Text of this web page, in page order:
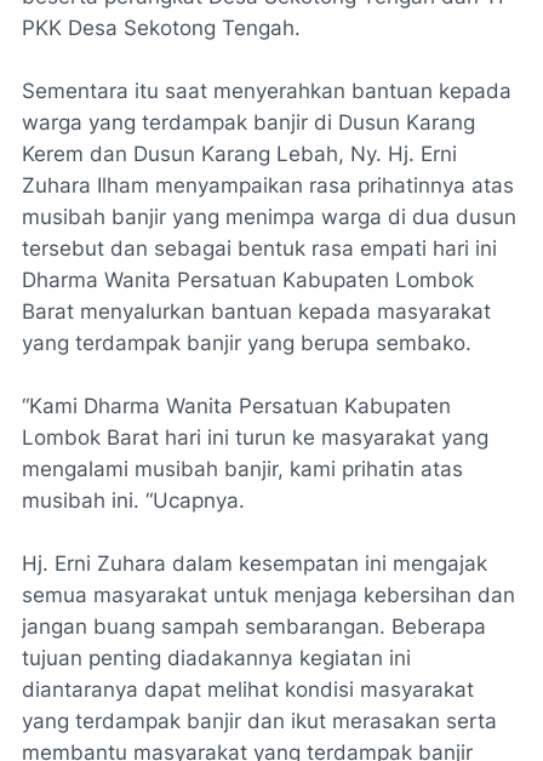
PKK Desa Sekotong Tengah.
Sementara itu saat menyerahkan bantuan kepada
warga yang terdampak banjir di Dusun Karang
Kerem dan Dusun Karang Lebah, Ny. Hj. Erni
Zuhara Ilham menyampaikan rasa prihatinnya atas
musibah banjir yang menimpa warga di dua dusun
tersebut dan sebagai bentuk rasa empati hari ini
Dharma Wanita Persatuan Kabupaten Lombok
Barat menyalurkan bantuan kepada masyarakat
yang terdampak banjir yang berupa sembako.
“Kami Dharma Wanita Persatuan Kabupaten
Lombok Barat hari ini turun ke masyarakat yang
mengalami musibah banjir, kami prihatin atas
musibah ini. “Ucapnya.
Hj. Erni Zuhara dalam kesempatan ini mengajak
semua masyarakat untuk menjaga kebersihan dan
jangan buang sampah sembarangan. Beberapa
tujuan penting diadakannya kegiatan ini
diantaranya dapat melihat kondisi masyarakat
yang terdampak banjir dan ikut merasakan serta
membantu masyarakat yang terdampak banjir